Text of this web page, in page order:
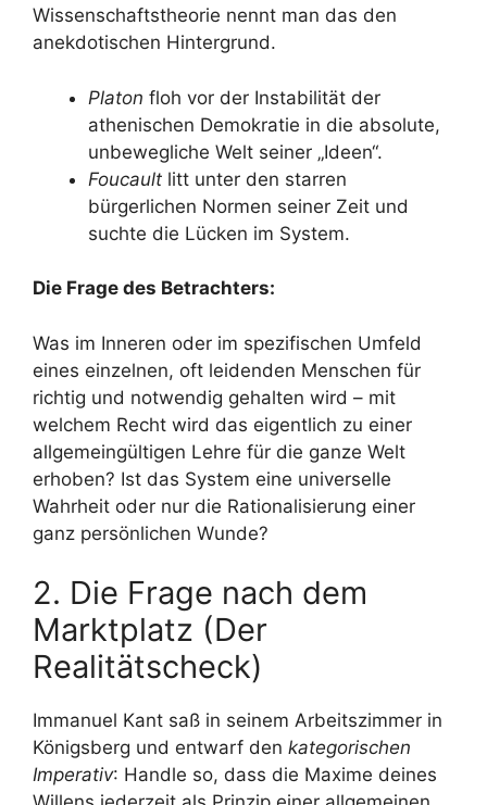
Wissenschaftstheorie nennt man das den
anekdotischen Hintergrund.
Platon floh vor der Instabilität der
athenischen Demokratie in die absolute,
unbewegliche Welt seiner „Ideen“.
Foucault litt unter den starren
bürgerlichen Normen seiner Zeit und
suchte die Lücken im System.
Die Frage des Betrachters:
Was im Inneren oder im spezifischen Umfeld
eines einzelnen, oft leidenden Menschen für
richtig und notwendig gehalten wird – mit
welchem Recht wird das eigentlich zu einer
allgemeingültigen Lehre für die ganze Welt
erhoben? Ist das System eine universelle
Wahrheit oder nur die Rationalisierung einer
ganz persönlichen Wunde?
2. Die Frage nach dem
Marktplatz (Der
Realitätscheck)
Immanuel Kant saß in seinem Arbeitszimmer in
Königsberg und entwarf den kategorischen
Imperativ: Handle so, dass die Maxime deines